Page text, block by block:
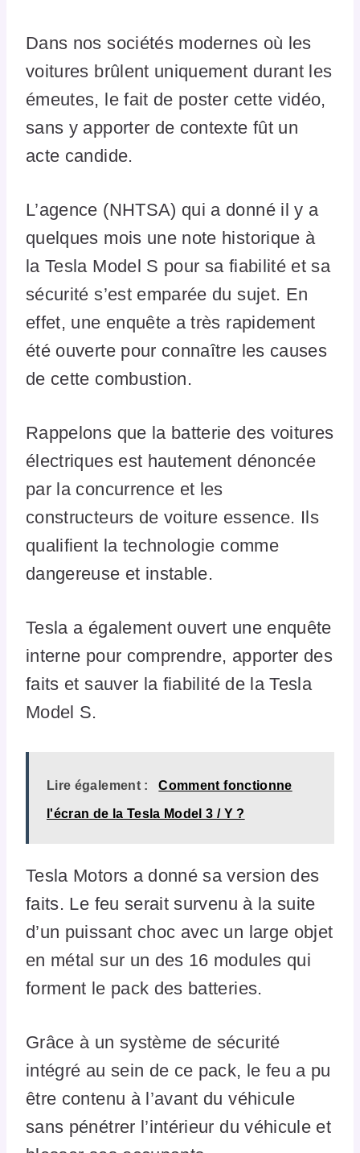
Dans nos sociétés modernes où les
voitures brûlent uniquement durant les
émeutes, le fait de poster cette vidéo,
sans y apporter de contexte fût un
acte candide.
L’agence (NHTSA) qui a donné il y a
quelques mois une note historique à
la Tesla Model S pour sa fiabilité et sa
sécurité s’est emparée du sujet. En
effet, une enquête a très rapidement
été ouverte pour connaître les causes
de cette combustion.
Rappelons que la batterie des voitures
électriques est hautement dénoncée
par la concurrence et les
constructeurs de voiture essence. Ils
qualifient la technologie comme
dangereuse et instable.
Tesla a également ouvert une enquête
interne pour comprendre, apporter des
faits et sauver la fiabilité de la Tesla
Model S.
Lire également : Comment fonctionne
l'écran de la Tesla Model 3 / Y ?
Tesla Motors a donné sa version des
faits. Le feu serait survenu à la suite
d’un puissant choc avec un large objet
en métal sur un des 16 modules qui
forment le pack des batteries.
Grâce à un système de sécurité
intégré au sein de ce pack, le feu a pu
être contenu à l’avant du véhicule
sans pénétrer l’intérieur du véhicule et